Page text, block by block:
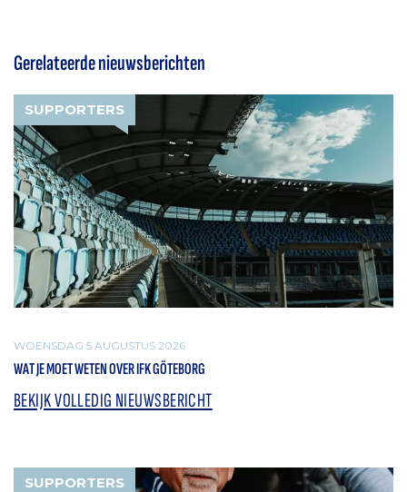
Gerelateerde nieuwsberichten
SUPPORTERS
WOENSDAG 5 AUGUSTUS 2026
WAT JE MOET WETEN OVER IFK GÖTEBORG
BEKIJK VOLLEDIG NIEUWSBERICHT
SUPPORTERS